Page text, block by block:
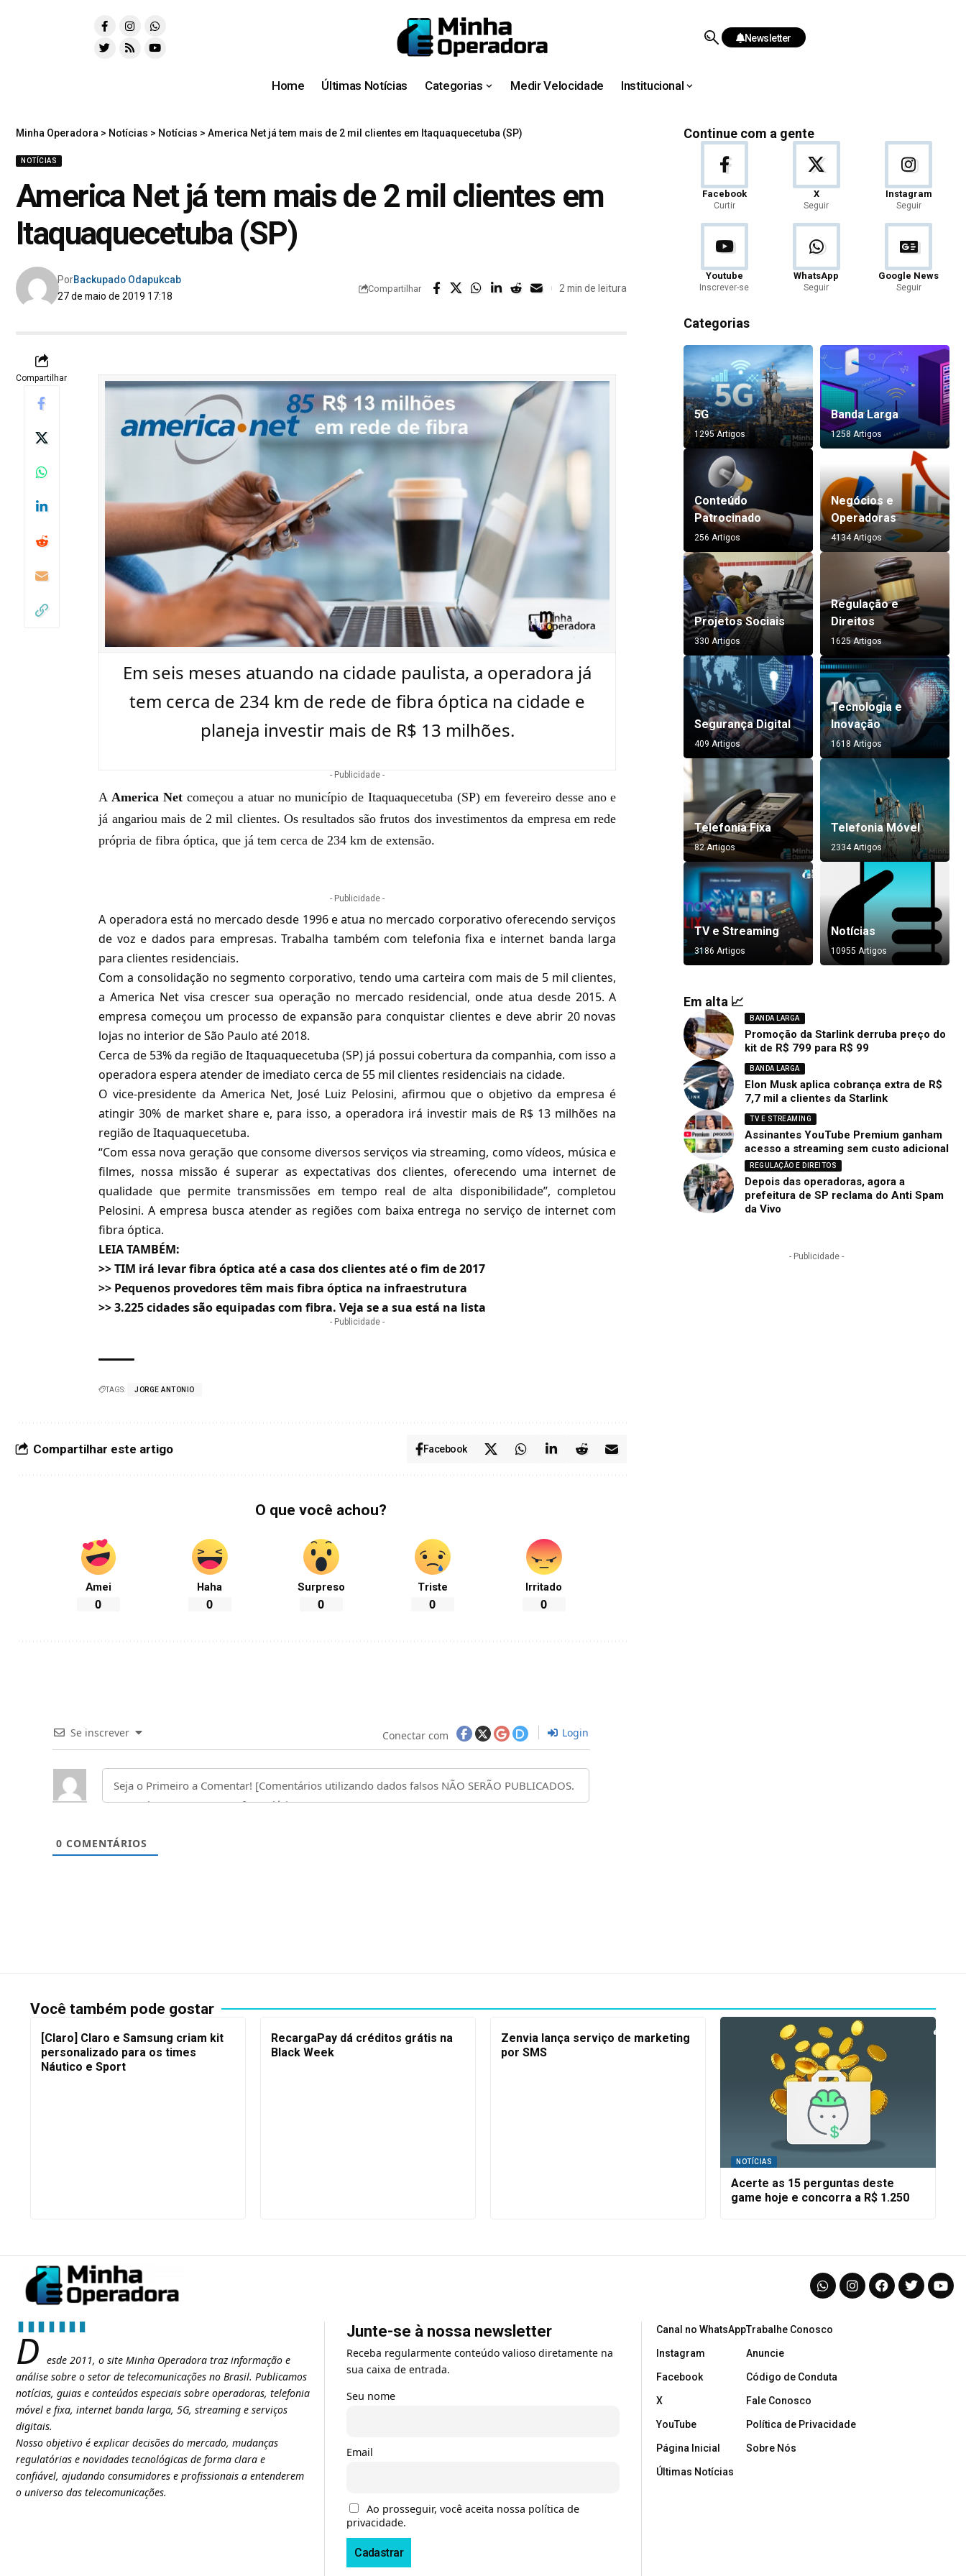
Newsletter
Home Últimas Notícias Categorias Medir Velocidade Institucional
Minha Operadora > Notícias > Notícias > America Net já tem mais de 2 mil clientes em Itaquaquecetuba (SP)
NOTÍCIAS
America Net já tem mais de 2 mil clientes em
Itaquaquecetuba (SP)
27 de maio de 2019 17:18
PorBackupado Odapukcab
Compartilhar 2 min de leitura
Compartilhar
Em seis meses atuando na cidade paulista, a operadora já
tem cerca de 234 km de rede de fibra óptica na cidade e
planeja investir mais de R$ 13 milhões.
- Publicidade -
AAmerica Net começou a atuar no município de Itaquaquecetuba (SP) em fevereiro desse ano e
já angariou mais de 2 mil clientes. Os resultados são frutos dos investimentos da empresa emrede
própria de fibra óptica, que já tem cerca de 234 km de extensão.
- Publicidade -
A operadora está no mercado desde 1996 e atua no mercado corporativo oferecendo serviços
de voz e dados para empresas. Trabalha também com telefonia fixa e internet banda larga
para clientes residenciais.
Com a consolidação no segmento corporativo, tendo uma carteira com mais de 5 mil clientes,
a America Net visa crescer sua operação no mercado residencial, onde atua desde 2015. A
empresa começou um processo de expansão para conquistar clientes e deve abrir 20 novas
lojas no interior de São Paulo até 2018.
Cerca de 53% da região de Itaquaquecetuba (SP) já possui cobertura da companhia, com isso a
operadora espera atender de imediato cerca de 55 mil clientes residenciais na cidade.
O vice-presidente da America Net, José Luiz Pelosini, afirmou que o objetivo da empresa é
atingir 30% de market share e, para isso, a operadora irá investir mais de R$ 13 milhões na
região de Itaquaquecetuba.
“Com essa nova geração que consome diversos serviços via streaming, como vídeos, música e
filmes, nossa missão é superar as expectativas dos clientes, oferecendo uma internet de
qualidade que permite transmissões em tempo real de alta disponibilidade”, completou
Pelosini. A empresa busca atender as regiões com baixa entrega noserviço de internet com
fibra óptica.
LEIA TAMBÉM:
>>TIM irá levar fibra óptica até a casa dos clientes até o fim de 2017
>> Pequenos provedores têm mais fibra óptica na infraestrutura
>>3.225 cidades são equipadas com fibra. Veja se a sua está na lista
- Publicidade -
TAGS: JORGE ANTONIO
Compartilhar este artigo Facebook
O que você achou?
Amei
0
Haha
0
Surpreso
0
Triste
0
Irritado
0
Se inscrever Conectar com Login
0 COMENTÁRIOS
Continue com a gente
Facebook
Curtir
X
Seguir
Instagram
Seguir
Youtube
Inscrever-se
WhatsApp
Seguir
Google News
Seguir
Categorias
5G
1295 Artigos
Banda Larga
1258 Artigos
Conteúdo
Patrocinado
256 Artigos
Negócios e
Operadoras
4134 Artigos
Projetos Sociais
330 Artigos
Regulação e
Direitos
1625 Artigos
Segurança Digital
409 Artigos
Tecnologia e
Inovação
1618 Artigos
Telefonia Fixa
82 Artigos
Telefonia Móvel
2334 Artigos
TV e Streaming
3186 Artigos
Notícias
10955 Artigos
Em alta 📈
BANDA LARGA
Promoção da Starlink derruba preço do
kit de R$ 799 para R$ 99
BANDA LARGA
Elon Musk aplica cobrança extra de R$
7,7 mil a clientes da Starlink
TV E STREAMING
Assinantes YouTube Premium ganham
acesso a streaming sem custo adicional
REGULAÇÃO E DIREITOS
Depois das operadoras, agora a
prefeitura de SP reclama do Anti Spam
da Vivo
- Publicidade -
Você também pode gostar
[Claro] Claro e Samsung criam kit
personalizado para os times
Náutico e Sport
RecargaPay dá créditos grátis na
Black Week
Zenvia lança serviço de marketing
por SMS
NOTÍCIAS
Acerte as 15 perguntas deste
game hoje e concorra a R$ 1.250
D esde 2011, o site Minha Operadora traz informação e
análise sobre o setor de telecomunicações no Brasil. Publicamos
notícias, guias e conteúdos especiais sobre operadoras, telefonia
móvel e fixa, internet banda larga, 5G, streaming e serviços
digitais.
Nosso objetivo é explicar decisões do mercado, mudanças
regulatórias e novidades tecnológicas de forma clara e
confiável, ajudando consumidores e profissionais a entenderem
o universo das telecomunicações.
Junte-se à nossa newsletter
Receba regularmente conteúdo valioso diretamente na
sua caixa de entrada.
Seu nome
Email
Ao prosseguir, você aceita nossa política de
privacidade.
Canal no WhatsApp
Instagram
Facebook
X
YouTube
Página Inicial
Últimas Notícias
Trabalhe Conosco
Anuncie
Código de Conduta
Fale Conosco
Política de Privacidade
Sobre Nós